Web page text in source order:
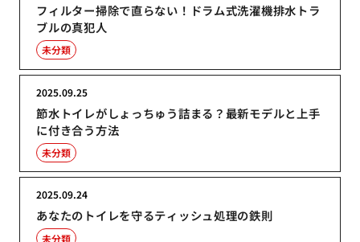
フィルター掃除で直らない！ドラム式洗濯機排水トラ
ブルの真犯人
未分類
節水トイレがしょっちゅう詰まる？最新モデルと上手
に付き合う方法
2025.09.25
未分類
あなたのトイレを守るティッシュ処理の鉄則
2025.09.24
未分類